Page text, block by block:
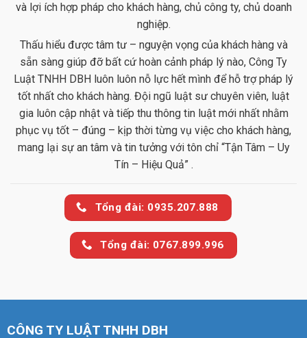
và lợi ích hợp pháp cho khách hàng, chủ công ty, chủ doanh
nghiệp.
Thấu hiểu được tâm tư – nguyện vọng của khách hàng và
sẵn sàng giúp đỡ bất cứ hoàn cảnh pháp lý nào, Công Ty
Luật TNHH DBH luôn luôn nỗ lực hết mình để hỗ trợ pháp lý
tốt nhất cho khách hàng. Đội ngũ luật sư chuyên viên, luật
gia luôn cập nhật và tiếp thu thông tin luật mới nhất nhằm
phục vụ tốt – đúng – kịp thời từng vụ việc cho khách hàng,
mang lại sự an tâm và tin tưởng với tôn chỉ “Tận Tâm – Uy
Tín – Hiệu Quả” .
Tổng đài: 0935.207.888
Tổng đài: 0767.899.996
CÔNG TY LUẬT TNHH DBH